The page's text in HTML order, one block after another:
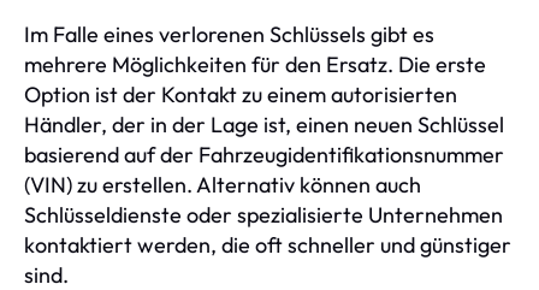
Im Falle eines verlorenen Schlüssels gibt es
mehrere Möglichkeiten für den Ersatz. Die erste
Option ist der Kontakt zu einem autorisierten
Händler, der in der Lage ist, einen neuen Schlüssel
basierend auf der Fahrzeugidentifikationsnummer
(VIN) zu erstellen. Alternativ können auch
Schlüsseldienste oder spezialisierte Unternehmen
kontaktiert werden, die oft schneller und günstiger
sind.